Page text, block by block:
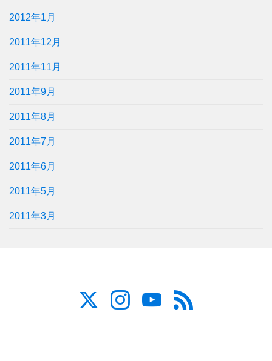
2012年1月
2011年12月
2011年11月
2011年9月
2011年8月
2011年7月
2011年6月
2011年5月
2011年3月